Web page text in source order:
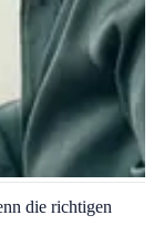
und Business
die richtigen